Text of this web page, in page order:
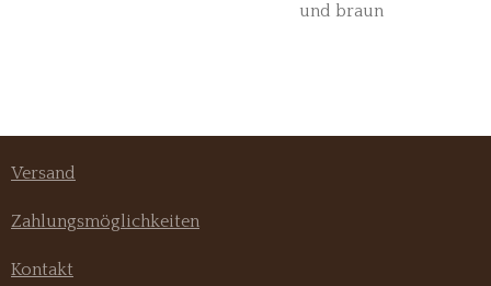
und braun
Versand
Zahlungsmöglichkeiten
Kontakt